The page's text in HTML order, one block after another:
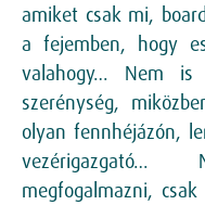
amiket csak mi,
a fejemben, hogy
valahogy… Nem
szerénység,
olyan fennhéjázón,
megfogalmazni,